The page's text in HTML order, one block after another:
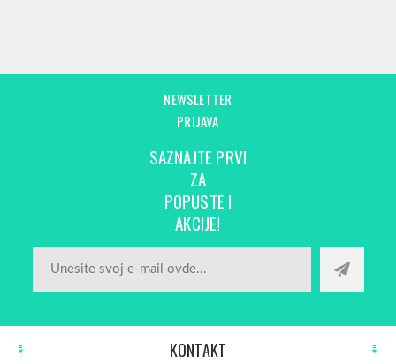
NEWSLETTER
PRIJAVA
SAZNAJTE PRVI
ZA
POPUSTE I
AKCIJE!
KONTAKT